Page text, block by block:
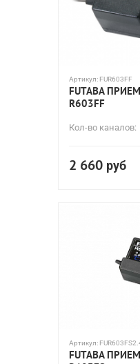
Артикул: FUR603FF
FUTABA
R603FF
Кол-во каналов:
2 660 руб
Артикул:
FUTABA